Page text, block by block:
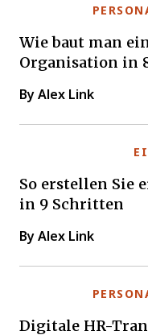
Wie baut man
Organisation in
By Alex Link
So erstellen Sie
in 9 Schritten
By Alex Link
Digitale HR-